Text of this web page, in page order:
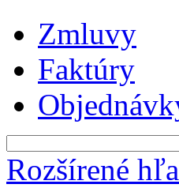
Zmluvy
Faktúry
Rozšírené